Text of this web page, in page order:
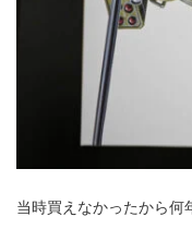
当時買えなかったから何